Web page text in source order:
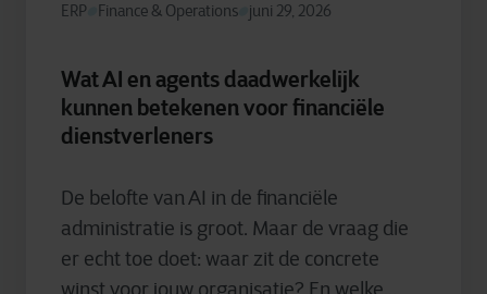
ERP Finance & Operations juni 29, 2026
Wat AI en agents daadwerkelijk
kunnen betekenen voor financiële
dienstverleners
De belofte van AI in de financiële
administratie is groot. Maar de vraag die
er echt toe doet: waar zit de concrete